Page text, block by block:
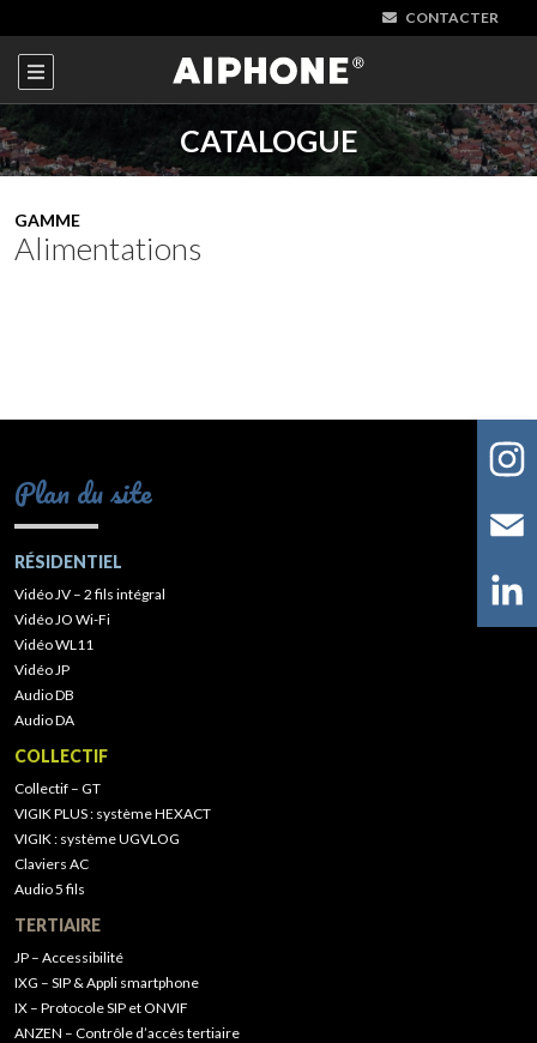
CONTACTER
CATALOGUE
GAMME
Alimentations
Plan du site
RÉSIDENTIEL
Vidéo JV – 2 fils intégral
Vidéo JO Wi-Fi
Vidéo WL11
Vidéo JP
Audio DB
Audio DA
COLLECTIF
Collectif – GT
VIGIK PLUS : système HEXACT
VIGIK : système UGVLOG
Claviers AC
Audio 5 fils
TERTIAIRE
JP – Accessibilité
IXG – SIP & Appli smartphone
IX – Protocole SIP et ONVIF
ANZEN – Contrôle d’accès tertiaire